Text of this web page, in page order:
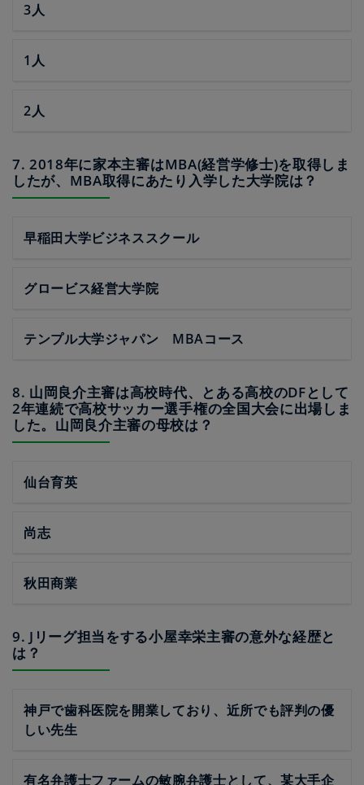
3人
1人
2人
7. 2018年に家本主審はMBA(経営学修士)を取得しま
したが、MBA取得にあたり入学した大学院は？
早稲田大学ビジネススクール
グロービス経営大学院
テンプル大学ジャパン MBAコース
8. 山岡良介主審は高校時代、とある高校のDFとして
2年連続で高校サッカー選手権の全国大会に出場しま
した。山岡良介主審の母校は？
仙台育英
尚志
秋田商業
9. Jリーグ担当をする小屋幸栄主審の意外な経歴と
は？
神戸で歯科医院を開業しており、近所でも評判の優
しい先生
有名弁護士ファームの敏腕弁護士として、某大手企